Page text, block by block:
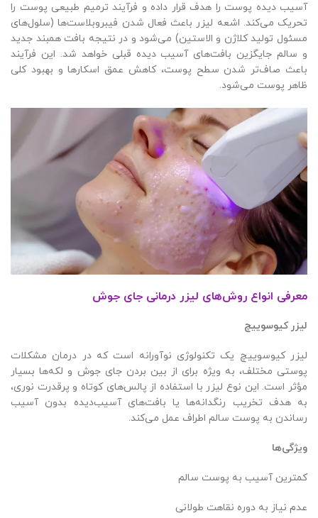
آسیب دیده پوست را هدف قرار داده و فرآیند ترمیم طبیعی پوست را
تحریک می‌کند. اشعه لیزر باعث فعال شدن فیبروبلاست‌ها (سلول‌های
مسئول تولید کلاژن و الاستین) می‌شود و در نتیجه بافت همبند جدید
و سالم جایگزین بافت‌های آسیب دیده قبلی خواهد شد. این فرآیند
باعث صاف‌تر شدن سطح پوست، کاهش عمق اسکارها و بهبود کلی
ظاهر پوست می‌شود.
معرفی انواع روش‌های لیزر درمانی جای جوش
لیزر کیوسوییچ
لیزر کیوسوییچ یک تکنولوژی نوآورانه است که در درمان مشکلات
پوستی مختلف، به ویژه برای از بین بردن جای جوش و لکه‌ها بسیار
مؤثر است. این نوع لیزر با استفاده از پالس‌های کوتاه و پرقدرت نوری،
به هدف تخریب رنگدانه‌ها یا بافت‌های آسیب‌دیده بدون آسیب
رساندن به پوست سالم اطراف عمل می‌کند.
ویژگی‌ها
کمترین آسیب به پوست سالم
عدم نیاز به دوره نقاهت طولانی